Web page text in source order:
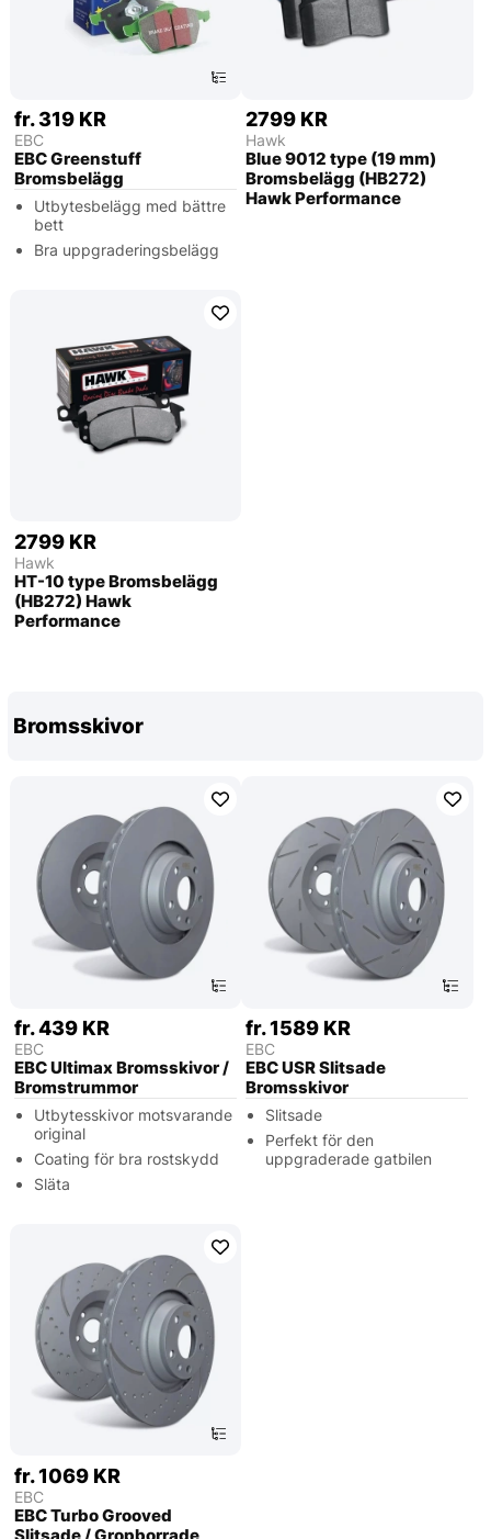
fr. 319 KR
EBC
EBC Greenstuff
Bromsbelägg
Utbytesbelägg med bättre
bett
Bra uppgraderingsbelägg
2799 KR
Hawk
Blue 9012 type (19 mm)
Bromsbelägg (HB272)
Hawk Performance
2799 KR
Hawk
HT-10 type Bromsbelägg
(HB272) Hawk
Performance
Bromsskivor
fr. 439 KR
EBC
EBC Ultimax Bromsskivor /
Bromstrummor
Utbytesskivor motsvarande
original
Coating för bra rostskydd
Släta
fr. 1589 KR
EBC
EBC USR Slitsade
Bromsskivor
Slitsade
Perfekt för den
uppgraderade gatbilen
fr. 1069 KR
EBC
EBC Turbo Grooved